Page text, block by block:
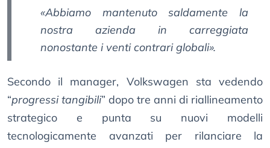
«Abbiamo mantenuto saldamente la
nostra azienda in carreggiata
nonostante i venti contrari globali».
Secondo il manager, Volkswagen sta vedendo
“progressi tangibili” dopo tre anni di riallineamento
strategico e punta su nuovi modelli
tecnologicamente avanzati per rilanciare la